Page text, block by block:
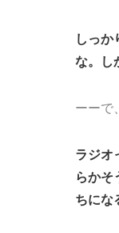
しっ
な。し
ーーで
ラジオ
らかそ
ちにな